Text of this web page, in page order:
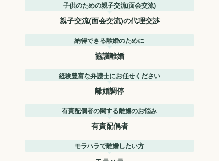
子供のための親子交流(面会交流)
親子交流(面会交流)の代理交渉
納得できる離婚のために
協議離婚
経験豊富な弁護士にお任せください
離婚調停
有責配偶者の関する離婚のお悩み
有責配偶者
モラハラで離婚したい方